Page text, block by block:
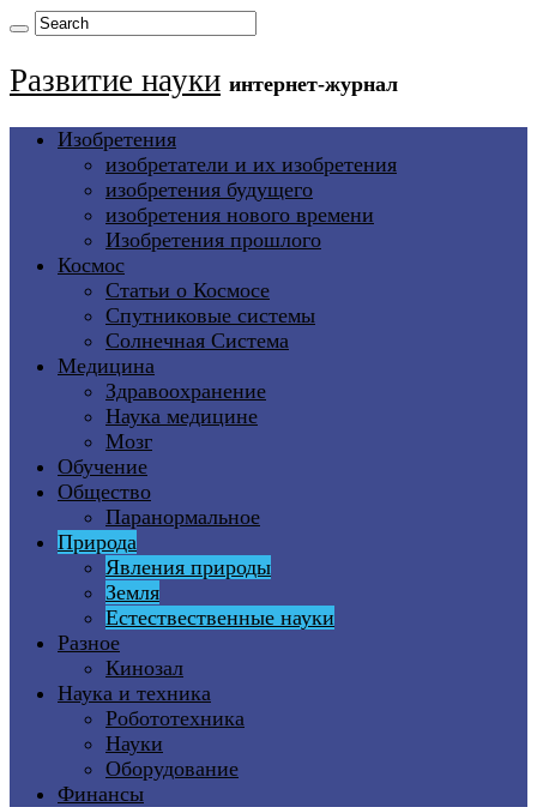
Развитие науки интернет-журнал
Изобретения
изобретатели и их изобретения
изобретения будущего
изобретения нового времени
Изобретения прошлого
Космос
Статьи о Космосе
Спутниковые системы
Солнечная Система
Медицина
Здравоохранение
Наука медицине
Мозг
Обучение
Общество
Паранормальное
Природа
Явления природы
Земля
Естествественные науки
Разное
Кинозал
Наука и техника
Робототехника
Науки
Оборудование
Финансы